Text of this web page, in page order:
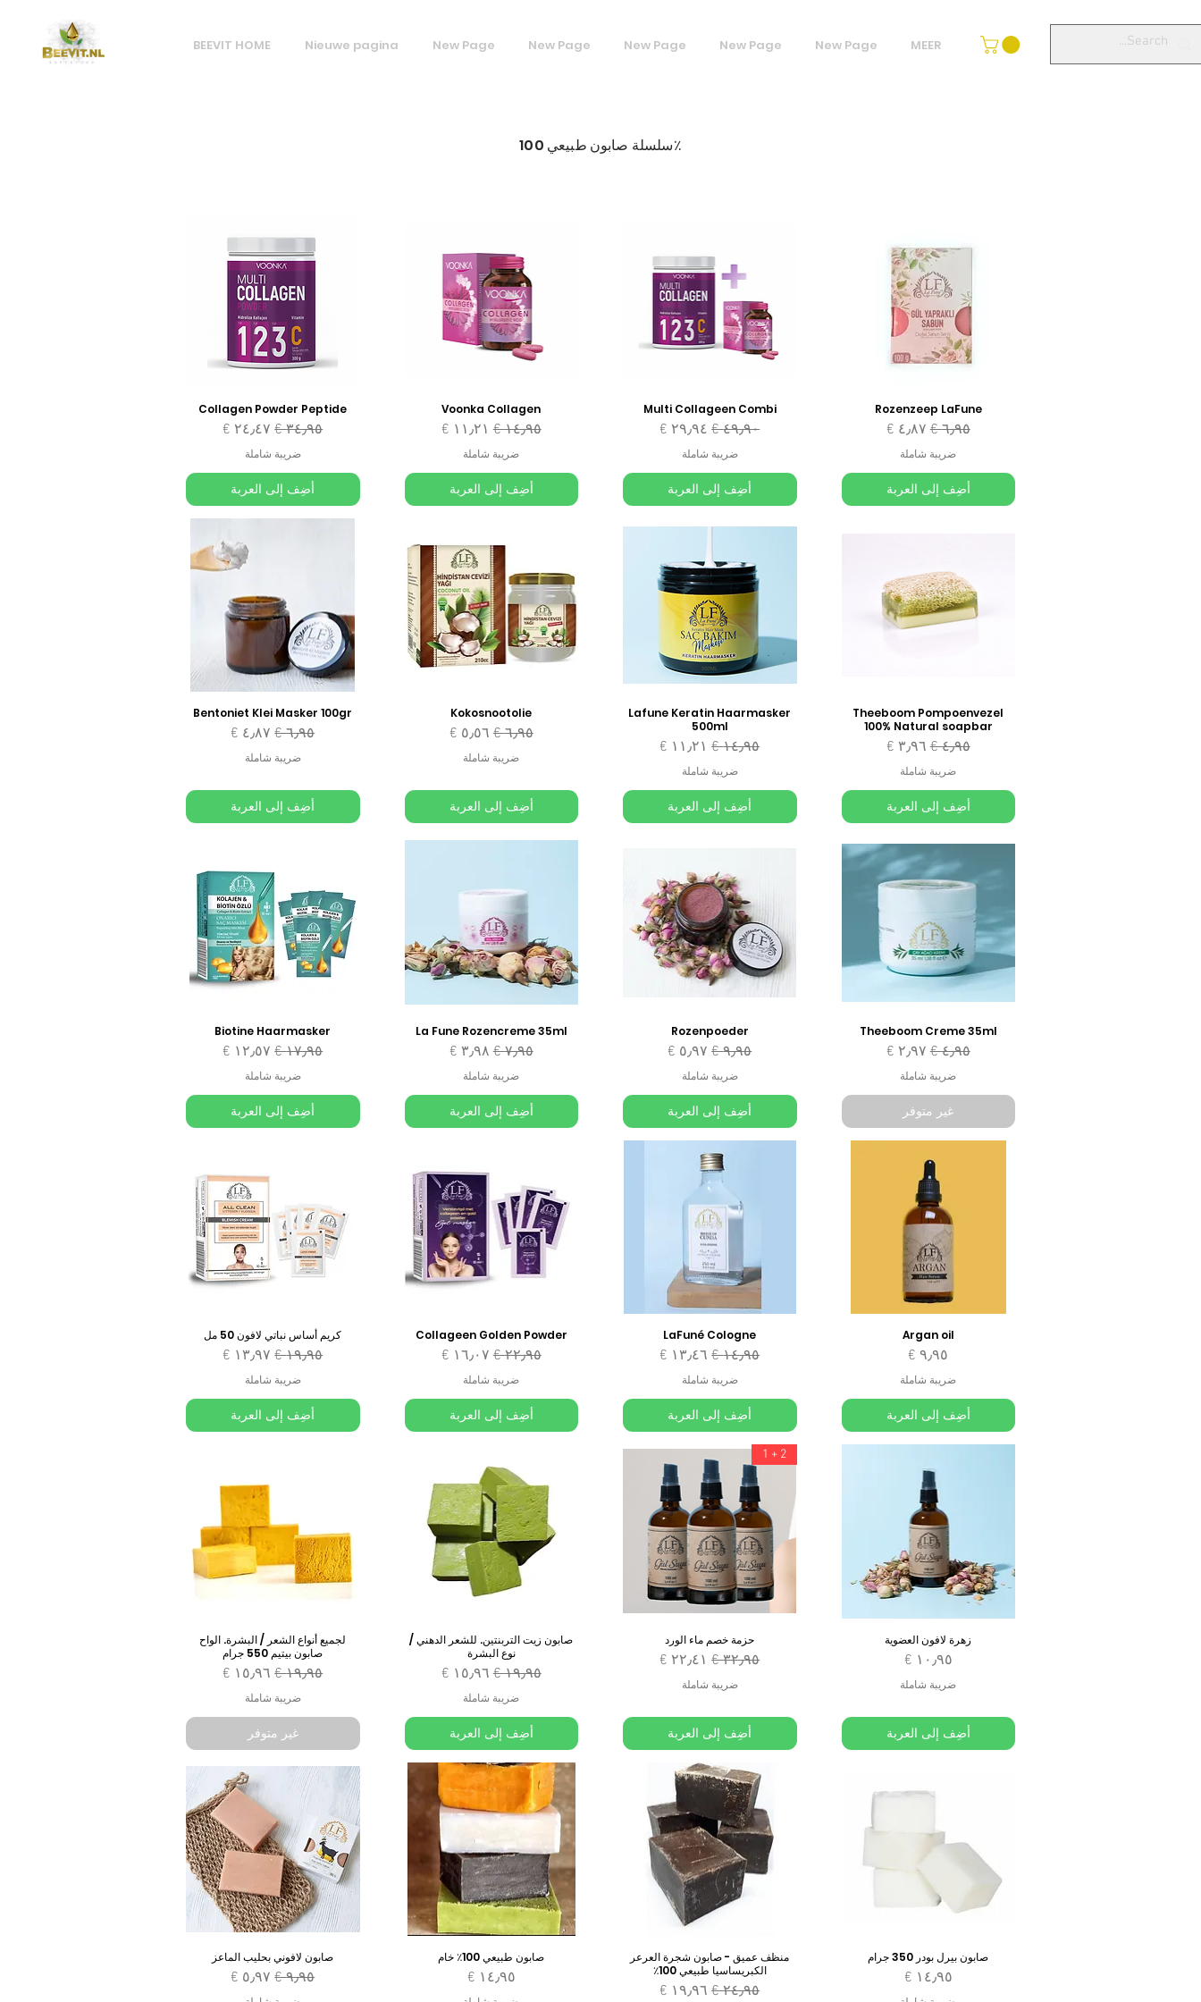
BEEVIT HOME Nieuwe pagina New Page New Page New Page New Page New Page MEER
سلسلة صابون طبيعي 100٪
Rozenzeep LaFune
سعر عادي‏٦٫٩٥ € سعر البيع
ضريبة شاملة
أضِف إلى العربة
Multi Collageen Combi
سعر عادي‏٤٩٫٩٠ € سعر البيع
ضريبة شاملة
أضِف إلى العربة
Voonka Collagen
سعر عادي‏١٤٫٩٥ € سعر البيع
ضريبة شاملة
أضِف إلى العربة
Collagen Powder Peptide
سعر عادي‏٣٤٫٩٥ € سعر البيع
ضريبة شاملة
أضِف إلى العربة
Theeboom Pompoenvezel
100% Natural soapbar
سعر عادي‏٤٫٩٥ € سعر البيع
ضريبة شاملة
أضِف إلى العربة
Lafune Keratin Haarmasker
500ml
سعر عادي‏١٤٫٩٥ € سعر البيع
ضريبة شاملة
أضِف إلى العربة
Kokosnootolie
سعر عادي‏٦٫٩٥ € سعر البيع
ضريبة شاملة
أضِف إلى العربة
Bentoniet Klei Masker 100gr
سعر عادي‏٦٫٩٥ € سعر البيع
ضريبة شاملة
أضِف إلى العربة
Theeboom Creme 35ml
سعر عادي‏٤٫٩٥ € سعر البيع
ضريبة شاملة
غير متوفر
Rozenpoeder
سعر عادي‏٩٫٩٥ € سعر البيع
ضريبة شاملة
أضِف إلى العربة
La Fune Rozencreme 35ml
سعر عادي‏٧٫٩٥ € سعر البيع
ضريبة شاملة
أضِف إلى العربة
Biotine Haarmasker
سعر عادي‏١٧٫٩٥ € سعر البيع
ضريبة شاملة
أضِف إلى العربة
Argan oil
السعر
ضريبة شاملة
أضِف إلى العربة
LaFuné Cologne
سعر عادي‏١٤٫٩٥ € سعر البيع
ضريبة شاملة
أضِف إلى العربة
Collageen Golden Powder
سعر عادي‏٢٢٫٩٥ € سعر البيع
ضريبة شاملة
أضِف إلى العربة
كريم أساس نباتي لافون 50 مل
سعر عادي‏١٩٫٩٥ € سعر البيع
ضريبة شاملة
أضِف إلى العربة
زهرة لافون العضوية
السعر
ضريبة شاملة
أضِف إلى العربة
2 + 1
حزمة خصم ماء الورد
سعر عادي‏٣٢٫٩٥ € سعر البيع
ضريبة شاملة
أضِف إلى العربة
صابون زيت التربنتين. للشعر الدهني /
نوع البشرة
سعر عادي‏١٩٫٩٥ € سعر البيع
ضريبة شاملة
أضِف إلى العربة
لجميع أنواع الشعر / البشرة. الواح
صابون بيتيم 550 جرام
سعر عادي‏١٩٫٩٥ € سعر البيع
ضريبة شاملة
غير متوفر
صابون بيرل بودر 350 جرام
السعر
منظف عميق - صابون شجرة العرعر
الكبريساسيا طبيعي 100٪
سعر عادي‏٢٤٫٩٥ € سعر البيع
صابون طبيعي 100٪ خام
السعر
صابون لافوني بحليب الماعز
سعر عادي‏٩٫٩٥ € سعر البيع